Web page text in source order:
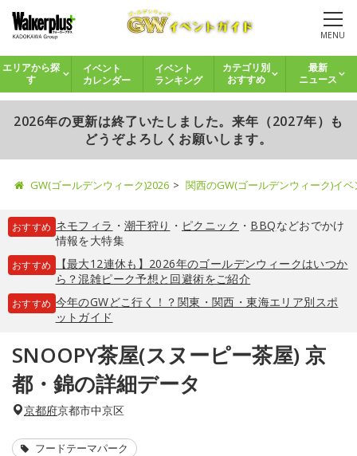
MENU
エリアから探
す
イベント
カレンダー
イベント
ランキング
カテゴリ別
おすすめ
最新
ニュース
2026年の更新は終了いたしました。来年（2027年）も
どうぞよろしくお願いします。
GW(ゴールデンウィーク)2026 関西のGW(ゴールデンウィーク)イ
おすすめ ネモフィラ ・ 潮干狩り ・ ピクニック ・ BBQなどおでかけ
情報を大特集
おすすめ
【最大12連休も】2026年のゴールデンウィークはいつか
ら？混雑ピーク予想と回避術をご紹介
おすすめ 今年のGWどこ行く！？関東・関西・東海エリア別スポ
ットガイド
SNOOPY茶屋(スヌーピー茶屋) 京
都・錦の詳細データ
京都府京都市中京区
フードテーマパーク